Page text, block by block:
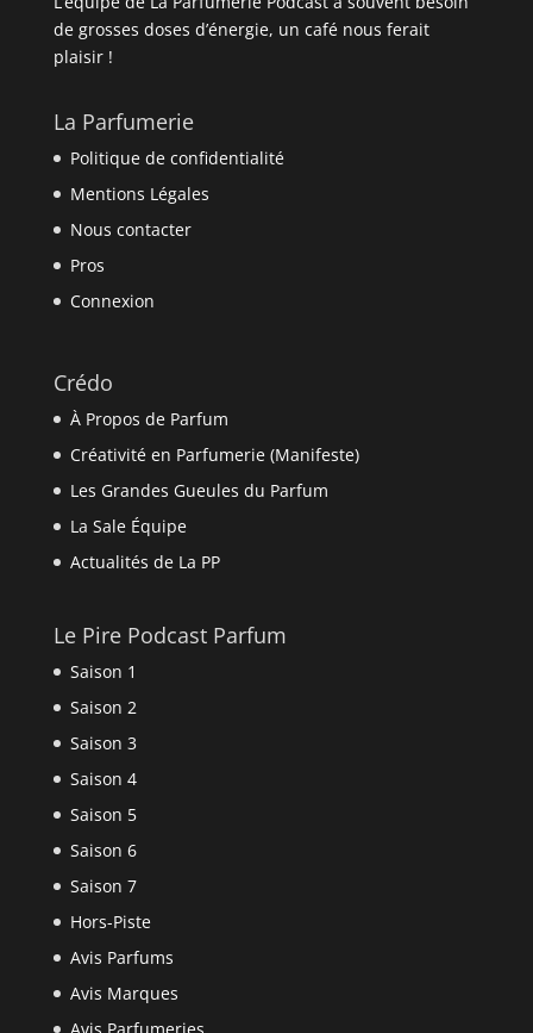
de grosses doses d’énergie, un café nous ferait
plaisir !
La Parfumerie
Politique de confidentialité
Mentions Légales
Nous contacter
Pros
Connexion
Crédo
À Propos de Parfum
Créativité en Parfumerie (Manifeste)
Les Grandes Gueules du Parfum
La Sale Équipe
Actualités de La PP
Le Pire Podcast Parfum
Saison 1
Saison 2
Saison 3
Saison 4
Saison 5
Saison 6
Saison 7
Hors-Piste
Avis Parfums
Avis Marques